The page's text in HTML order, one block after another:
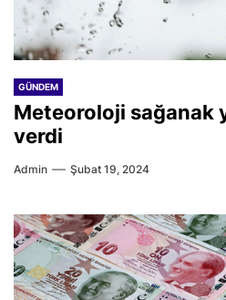
GÜNDEM
Meteoroloji sağanak
verdi
Admin Şubat 19, 2024